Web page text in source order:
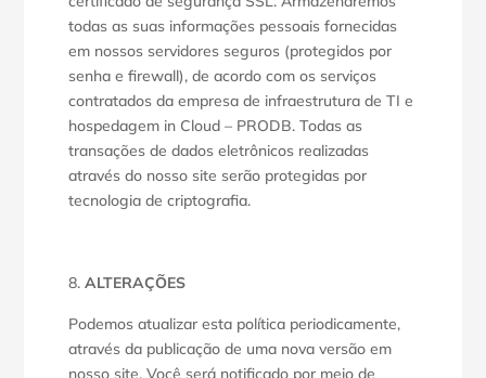
todas as suas informações pessoais fornecidas
em nossos servidores seguros (protegidos por
senha e firewall), de acordo com os serviços
contratados da empresa de infraestrutura de TI e
hospedagem in Cloud – PRODB. Todas as
transações de dados eletrônicos realizadas
através do nosso site serão protegidas por
tecnologia de criptografia.
ALTERAÇÕES
Podemos atualizar esta política periodicamente,
através da publicação de uma nova versão em
nosso site. Você será notificado por meio de